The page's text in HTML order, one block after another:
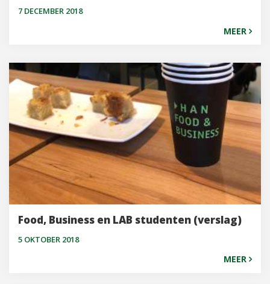
7 DECEMBER 2018
MEER
Food, Business en LAB studenten (verslag)
5 OKTOBER 2018
MEER